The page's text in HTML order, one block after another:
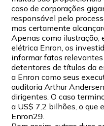
caso de corporações
responsável pelo
mas certamente
Apenas como ilustração,
elétrica Enron, os
informar fatos
detentores de títulos da
a Enron como seus
auditoria Arthur
dirigentes. O caso
a US$ 7,2 bilhões, o que
Enron29.